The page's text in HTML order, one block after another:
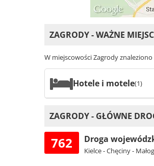
ZAGRODY - WAŻNE
W miejscowości Zagrody
Hotele i motele(1)
ZAGRODY - GŁÓWNE
762 Droga
Kielce - Chęciny -